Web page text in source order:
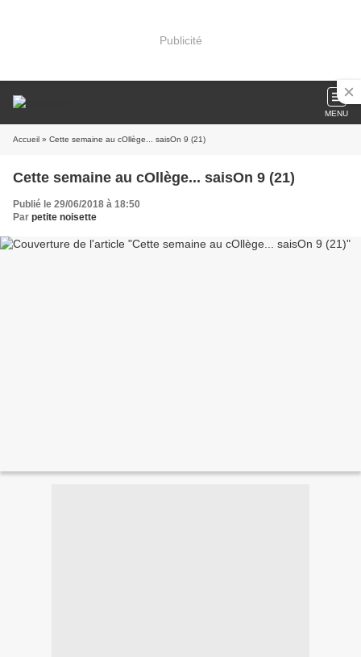
Publicité
MENU
Accueil » Cette semaine au cOllège... saisOn 9 (21)
Cette semaine au cOllège... saisOn 9 (21)
Publié le 29/06/2018 à 18:50
Par petite noisette